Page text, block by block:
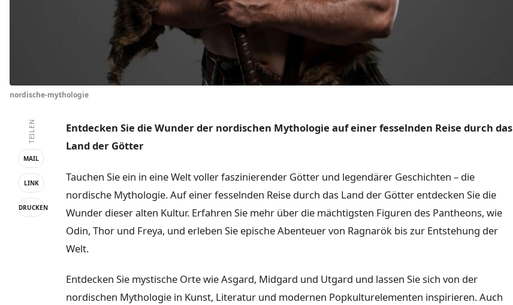
nordische-mythologie
TEILEN
MAIL
LINK
DRUCKEN
Entdecken Sie die Wunder der nordischen Mythologie auf einer fesselnden Reise durch das
Land der Götter
Tauchen Sie ein in eine Welt voller faszinierender Götter und legendärer Geschichten – die
nordische Mythologie. Auf einer fesselnden Reise durch das Land der Götter entdecken Sie die
Wunder dieser alten Kultur. Erfahren Sie mehr über die mächtigsten Figuren des Pantheons, wie
Odin, Thor und Freya, und erleben Sie epische Abenteuer von Ragnarök bis zur Entstehung der
Welt.
Entdecken Sie mystische Orte wie Asgard, Midgard und Utgard und lassen Sie sich von der
nordischen Mythologie in Kunst, Literatur und modernen Popkulturelementen inspirieren. Auch